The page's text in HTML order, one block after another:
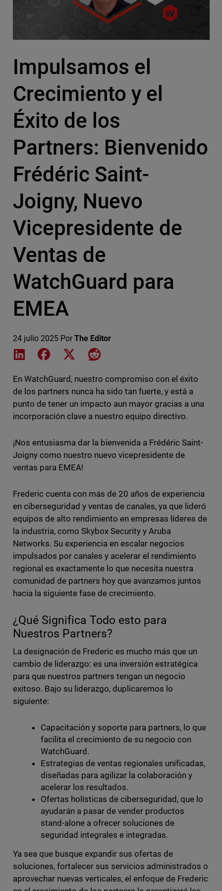
Impulsamos el
Crecimiento y el
Éxito de los
Partners: Bienvenido
Frédéric Saint-
Joigny, Nuevo
Vicepresidente de
Ventas de
WatchGuard para
EMEA
24 julio 2025 Por The Editor
Share on LinkedIn
Share on Facebook
Share on XShare on Reddit
En WatchGuard, nuestro compromiso con el éxito
de los partners nunca ha sido tan fuerte, y está a
punto de tener un impacto aun mayor gracias a una
incorporación clave a nuestro equipo directivo.
¡Nos entusiasma dar la bienvenida a Frédéric Saint-
Joigny como nuestro nuevo vicepresidente de
ventas para EMEA!
Frederic cuenta con más de 20 años de experiencia
en ciberseguridad y ventas de canales, ya que lideró
equipos de alto rendimiento en empresas líderes de
la industria, como Skybox Security y Aruba
Networks. Su experiencia en escalar negocios
impulsados por canales y acelerar el rendimiento
regional es exactamente lo que necesita nuestra
comunidad de partners hoy que avanzamos juntos
hacia la siguiente fase de crecimiento.
¿Qué Significa Todo esto para
Nuestros Partners?
La designación de Frederic es mucho más que un
cambio de liderazgo: es una inversión estratégica
para que nuestros partners tengan un negocio
exitoso. Bajo su liderazgo, duplicaremos lo
siguiente:
Capacitación y soporte para partners, lo que
facilita el crecimiento de su negocio con
WatchGuard.
Estrategias de ventas regionales unificadas,
diseñadas para agilizar la colaboración y
acelerar los resultados.
Ofertas holísticas de ciberseguridad, que lo
ayudarán a pasar de vender productos
stand-alone a ofrecer soluciones de
seguridad integrales e integradas.
Ya sea que busque expandir sus ofertas de
soluciones, fortalecer sus servicios administrados o
aprovechar nuevas verticales, el enfoque de Frederic